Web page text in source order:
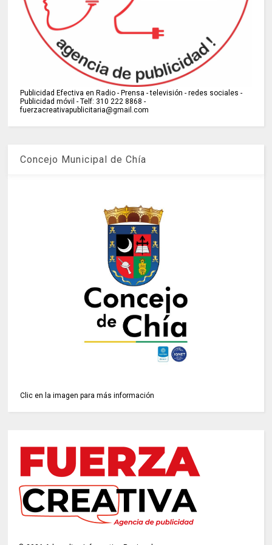
Publicidad Efectiva en Radio - Prensa - televisión - redes sociales -
Publicidad móvil - Telf: 310 222 8868 -
fuerzacreativapublicitaria@gmail.com
Concejo Municipal de Chía
Clic en la imagen para más información